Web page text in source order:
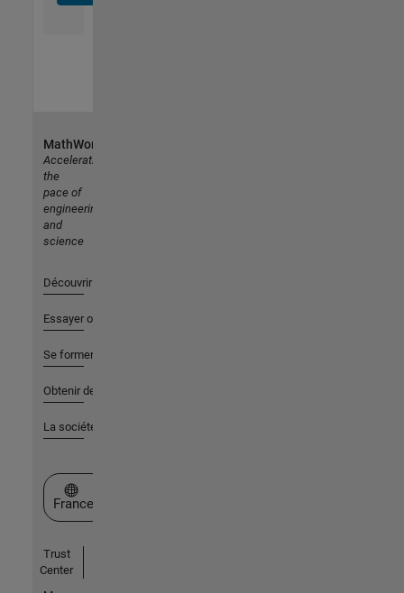
MathWorks
Accelerating
the
pace of
engineering
and
science
Découvrir les produits
Essayer ou acheter
Se former
Obtenir de l'aide
La société
Sélectionner un site web
France
Trust
Center